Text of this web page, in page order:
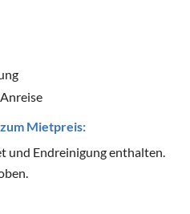
Mietpreis:
und Endreinigung enthalten.